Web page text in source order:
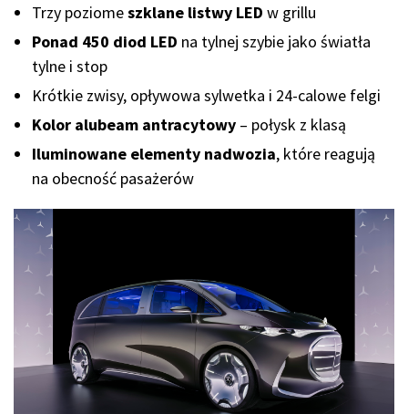
Trzy poziomeszklane listwy LED w grillu
Ponad 450 diod LED na tylnej szybie jako światła
tylne i stop
Krótkie zwisy, opływowa sylwetka i 24-calowe felgi
Kolor alubeam antracytowy – połysk z klasą
Iluminowane elementy nadwozia, które reagują
na obecność pasażerów